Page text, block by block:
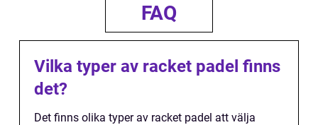
FAQ
Vilka typer av racket padel finns
det?
Det finns olika typer av racket padel att välja